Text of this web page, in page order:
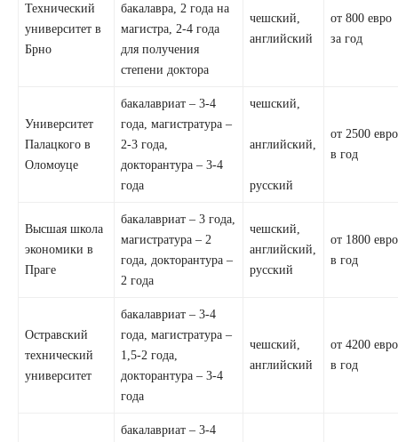
Технический
университет в
Брно
бакалавра, 2 года на
магистра, 2-4 года
для получения
степени доктора
чешский,
английский
от 800 евро
за год
Университет
Палацкого в
Оломоуце
бакалавриат – 3-4
года, магистратура –
2-3 года,
докторантура – 3-4
года
чешский,
английский,
русский
от 2500 евро
в год
Высшая школа
экономики в
Праге
бакалавриат – 3 года,
магистратура – 2
года, докторантура –
2 года
чешский,
английский,
русский
от 1800 евро
в год
Остравский
технический
университет
бакалавриат – 3-4
года, магистратура –
1,5-2 года,
докторантура – 3-4
года
чешский,
английский
от 4200 евро
в год
бакалавриат – 3-4